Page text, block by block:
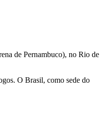
de Pernambuco), no Rio de
O Brasil, como sede do